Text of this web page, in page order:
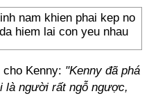
Kenny: "Kenny đã phá
là người rất ngỗ ngược,